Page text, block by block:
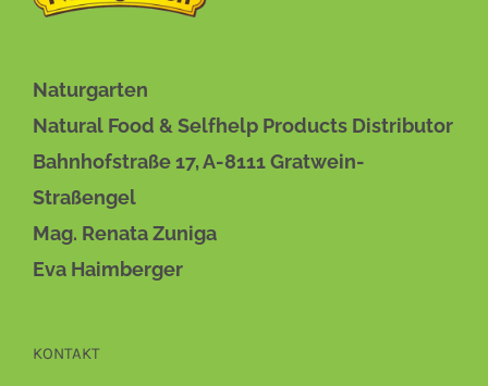
Naturgarten
Natural Food & Selfhelp Products Distributor
Bahnhofstraße 17, A-8111 Gratwein-
Straßengel
Mag. Renata Zuniga
Eva Haimberger
KONTAKT